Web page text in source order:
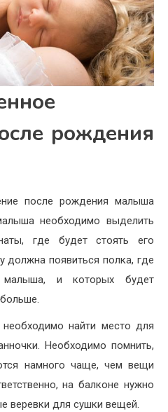
рождения
после рождения малыша
необходимо выделить
где будет стоять его
должна появиться полка, где
малыша, и которых будет
найти место для
Необходимо помнить,
намного чаще, чем вещи
на балконе нужно
веревки для сушки вещей.